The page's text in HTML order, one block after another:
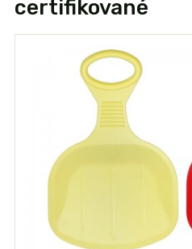
certifikované